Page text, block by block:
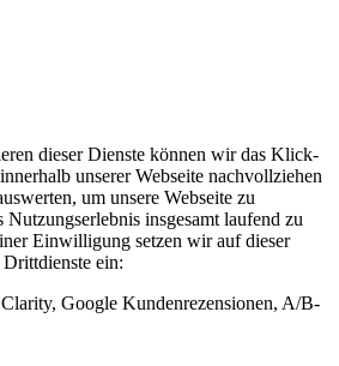
dieser Dienste können wir das Klick-
unserer Webseite nachvollziehen
um unsere Webseite zu
Nutzungserlebnis insgesamt laufend zu
Einwilligung setzen wir auf dieser
ein:
Google Kundenrezensionen, A/B-